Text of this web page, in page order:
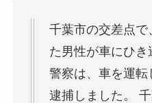
千葉市の交差点
た男性が車にひき
警察は、車を運転
逮捕しました。